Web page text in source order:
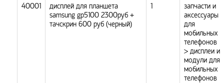
40001
дисплей для планшета
samsung gp5100 2300руб +
тачскрин 600 руб (черный)
1
запчасти и
аксессуары
для
мобильных
телефонов
> дисплеи и
модули для
мобильных
телефонов